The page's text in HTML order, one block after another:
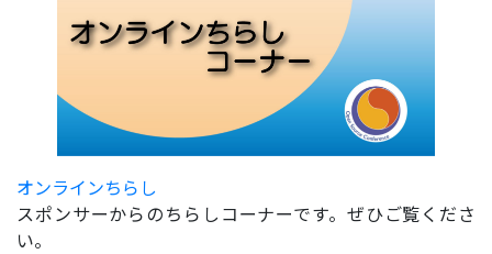
オンラインちらし
スポンサーからのちらしコーナーです。ぜひご覧くださ
い。